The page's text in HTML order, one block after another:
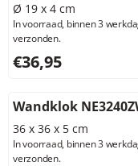
Ø 19 x 4 cm
In voorraad, binnen 3
verzonden.
Prijs: 36,95,
€36,95
Wandklok
36 x 36 x 5 cm
In voorraad, binnen 3
verzonden.